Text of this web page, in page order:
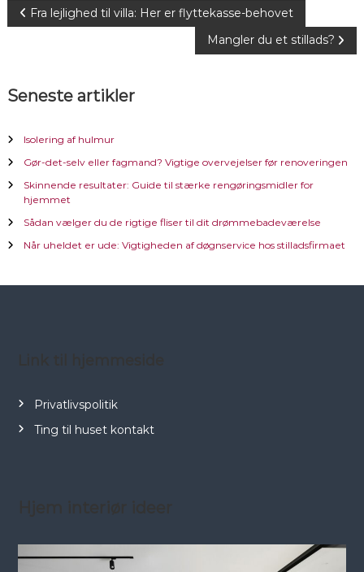
d
æ
s
g
o
Fra lejlighed til villa: Her er flyttekasse-behovet
Mangler du et stillads?
Seneste artikler
Isolering af hulmur
Gør-det-selv eller fagmand? Vigtige overvejelser før renoveringen
Skinnende resultater: Guide til stærke rengøringsmidler for
hjemmet
Sådan vælger du de rigtige fliser til dit drømmebadeværelse
Når uheldet er ude: Vigtigheden af døgnservice hos stilladsfirmaet
Privatlivspolitik
Ting til huset kontakt